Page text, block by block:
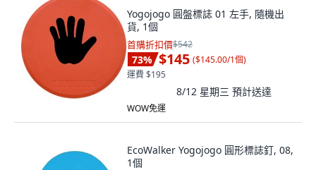
Yogojogo 圓盤標誌 01 左手, 隨機出
貨, 1個
首購折扣價$542
73% $145 ($145.00/1個)
運費 $195
8/12 星期三 預計送達
WOW免運
EcoWalker Yogojogo 圓形標誌釘, 08,
1個